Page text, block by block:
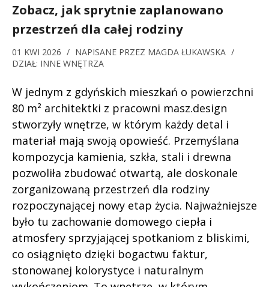
Zobacz, jak sprytnie zaplanowano
przestrzeń dla całej rodziny
01 KWI 2026 / NAPISANE PRZEZ MAGDA ŁUKAWSKA /
DZIAŁ: INNE WNĘTRZA
W jednym z gdyńskich mieszkań o powierzchni
80 m² architektki z pracowni masz.design
stworzyły wnętrze, w którym każdy detal i
materiał mają swoją opowieść. Przemyślana
kompozycja kamienia, szkła, stali i drewna
pozwoliła zbudować otwartą, ale doskonale
zorganizowaną przestrzeń dla rodziny
rozpoczynającej nowy etap życia. Najważniejsze
było tu zachowanie domowego ciepła i
atmosfery sprzyjającej spotkaniom z bliskimi,
co osiągnięto dzięki bogactwu faktur,
stonowanej kolorystyce i naturalnym